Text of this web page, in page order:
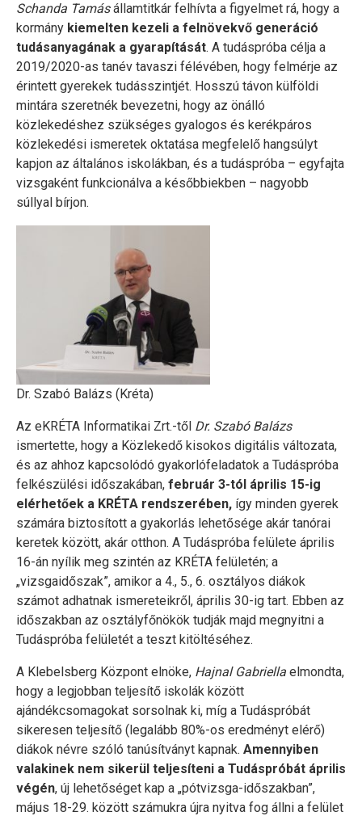
Schanda Tamásállamtitkár felhívta a figyelmet rá, hogy a
kormány kiemelten kezeli a felnövekvő generáció
tudásanyagának a gyarapítását. A tudáspróba célja a
2019/2020-as tanév tavaszi félévében, hogy felmérje az
érintett gyerekek tudásszintjét. Hosszú távon külföldi
mintára szeretnék bevezetni, hogy az önálló
közlekedéshez szükséges gyalogos és kerékpáros
közlekedési ismeretek oktatása megfelelő hangsúlyt
kapjon az általános iskolákban, és a tudáspróba – egyfajta
vizsgaként funkcionálva a későbbiekben – nagyobb
súllyal bírjon.
Dr. Szabó Balázs (Kréta)
Az eKRÉTA Informatikai Zrt.-től Dr. Szabó Balázs
ismertette, hogy a Közlekedő kisokos digitális változata,
és az ahhoz kapcsolódó gyakorlófeladatok a Tudáspróba
felkészülési időszakában, február 3-tól április 15-ig
elérhetőek a KRÉTA rendszerében, így minden gyerek
számára biztosított a gyakorlás lehetősége akár tanórai
keretek között, akár otthon. A Tudáspróba felülete április
16-án nyílik meg szintén az KRÉTA felületén; a
„vizsgaidőszak”, amikor a 4., 5., 6. osztályos diákok
számot adhatnak ismereteikről, április 30-ig tart. Ebben az
időszakban az osztályfőnökök tudják majd megnyitni a
Tudáspróba felületét a teszt kitöltéséhez.
A Klebelsberg Központ elnöke, Hajnal Gabriella elmondta,
hogy a legjobban teljesítő iskolák között
ajándékcsomagokat sorsolnak ki, míg a Tudáspróbát
sikeresen teljesítő (legalább 80%-os eredményt elérő)
diákok névre szóló tanúsítványt kapnak. Amennyiben
valakinek nem sikerül teljesíteni a Tudáspróbát április
végén, új lehetőséget kap a „pótvizsga-időszakban”,
május 18-29. között számukra újra nyitva fog állni a felület